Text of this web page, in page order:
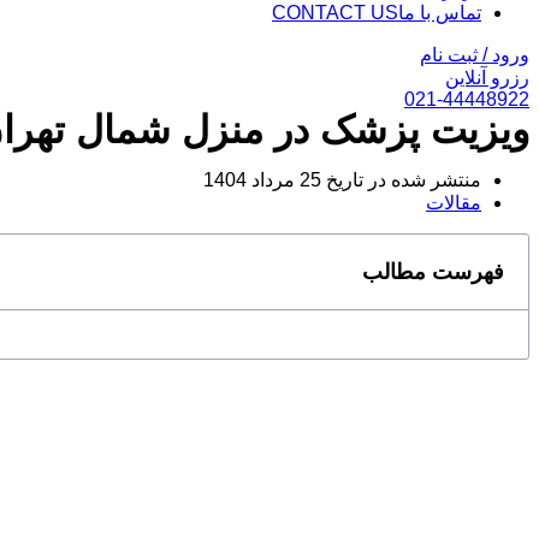
تماس با ماCONTACT US
ورود / ثبت نام
رزرو آنلاین
021-44448922
ویزیت پزشک در منزل شمال
منتشر شده در تاریخ
مقالات
فهرست مطالب